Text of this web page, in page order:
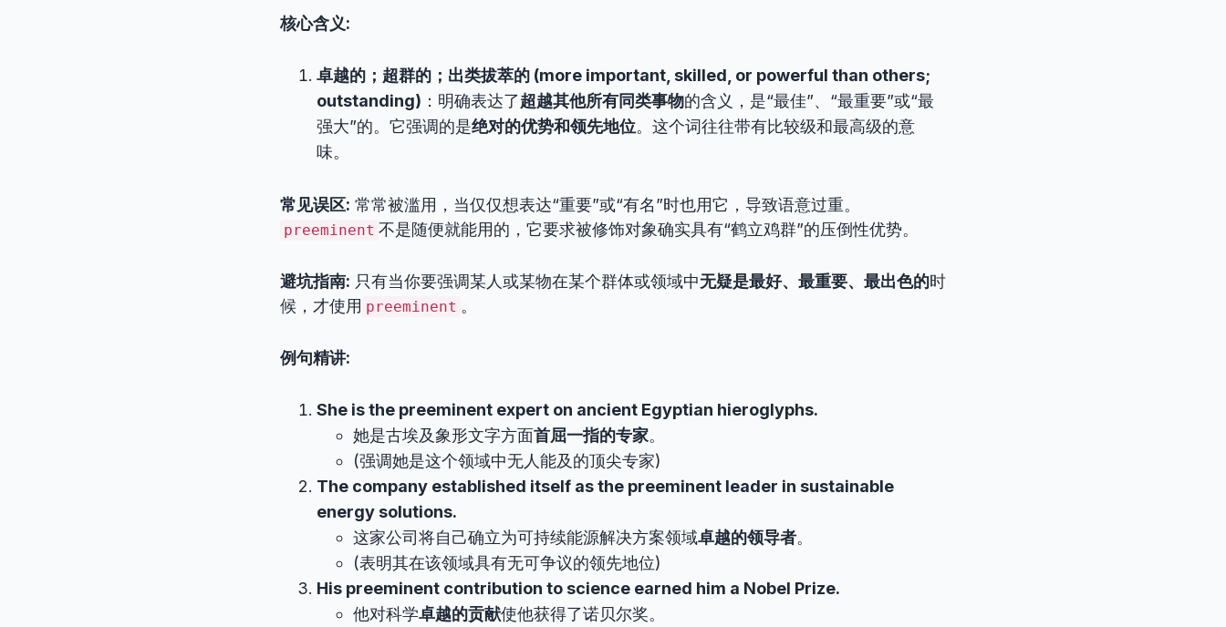
核心含义:
卓越的；超群的；出类拔萃的 (more important, skilled, or powerful than others;
outstanding) ：明确表达了超越其他所有同类事物的含义，是“最佳”、“最重要”或“最
强大”的。它强调的是绝对的优势和领先地位。这个词往往带有比较级和最高级的意
味。
常见误区: 常常被滥用，当仅仅想表达“重要”或“有名”时也用它，导致语意过重。
preeminent 不是随便就能用的，它要求被修饰对象确实具有“鹤立鸡群”的压倒性优势。
避坑指南: 只有当你要强调某人或某物在某个群体或领域中无疑是最好、最重要、最出色的时
候，才使用 preeminent 。
例句精讲:
She is the preeminent expert on ancient Egyptian hieroglyphs.
她是古埃及象形文字方面首屈一指的专家。
(强调她是这个领域中无人能及的顶尖专家)
The company established itself as the preeminent leader in sustainable
energy solutions.
这家公司将自己确立为可持续能源解决方案领域卓越的领导者。
(表明其在该领域具有无可争议的领先地位)
His preeminent contribution to science earned him a Nobel Prize.
他对科学卓越的贡献使他获得了诺贝尔奖。